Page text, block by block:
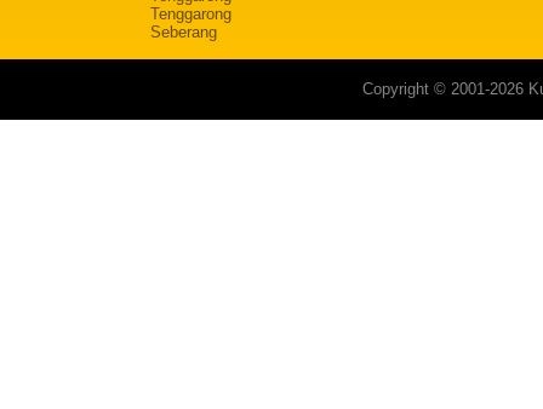
Tenggarong
Seberang
Copyright © 2001-2026